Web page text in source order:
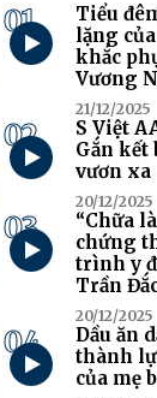
01
Tiểu
lặng
khắc
Vương
21/12/2025
02
S Việt
Gắn kết
vươn xa
20/12/2025
03
“Chữa
chứng
trình y
Trần
20/12/2025
04
Dầu ăn
thành
của mẹ